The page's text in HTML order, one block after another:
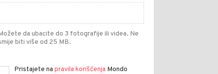
da ubacite do 3 fotografije ili videa. Ne
biti više od 25 MB.
Pristajete na pravila korišćenja Mondo